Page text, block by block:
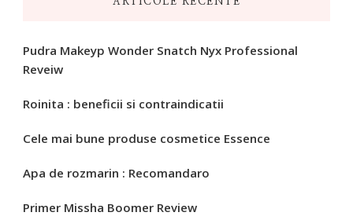
Pudra Makeyp Wonder Snatch Nyx Professional
Reveiw
Roinita : beneficii si contraindicatii
Cele mai bune produse cosmetice Essence
Apa de rozmarin : Recomandaro
Primer Missha Boomer Review